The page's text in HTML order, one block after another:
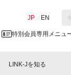
JP EN
特別会員専用メニュ
LINK-Jを知る